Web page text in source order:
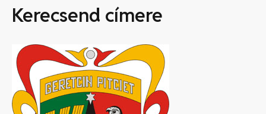
Kerecsend címere